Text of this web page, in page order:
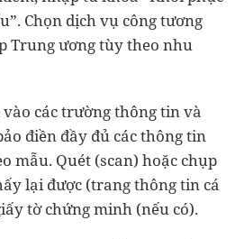
Chọn dịch vụ công tương
Trung ương tùy theo nhu
các trường thông tin và
điền đầy đủ các thông tin
mẫu. Quét (scan) hoặc chụp
lại được (trang thông tin cá
tờ chứng minh (nếu có).